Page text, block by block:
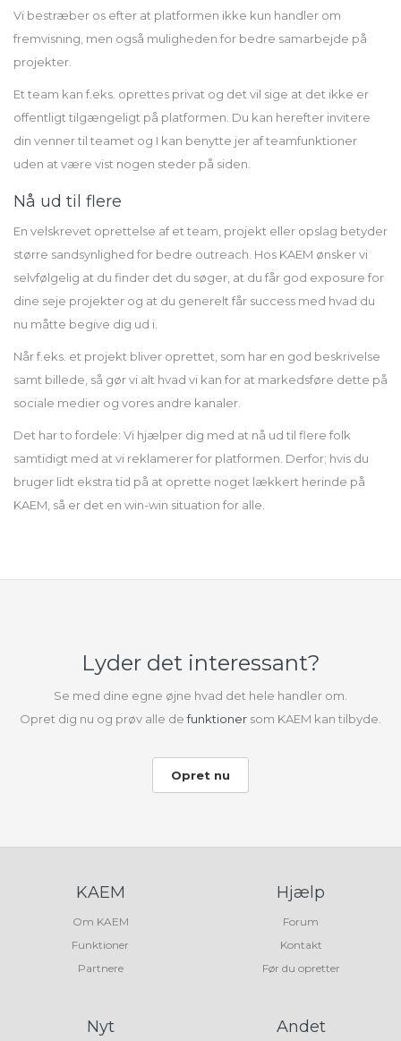
Vi bestræber os efter at platformen ikke kun handler om
fremvisning, men også muligheden for bedre samarbejde på
projekter.
Et team kan f.eks. oprettes privat og det vil sige at det ikke er
offentligt tilgængeligt på platformen. Du kan herefter invitere
din venner til teamet og I kan benytte jer af teamfunktioner
uden at være vist nogen steder på siden.
Nå ud til flere
En velskrevet oprettelse af et team, projekt eller opslag betyder
større sandsynlighed for bedre outreach. Hos KAEM ønsker vi
selvfølgelig at du finder det du søger, at du får god exposure for
dine seje projekter og at du generelt får success med hvad du
nu måtte begive dig ud i.
Når f.eks. et projekt bliver oprettet, som har en god beskrivelse
samt billede, så gør vi alt hvad vi kan for at markedsføre dette på
sociale medier og vores andre kanaler.
Det har to fordele: Vi hjælper dig med at nå ud til flere folk
samtidigt med at vi reklamerer for platformen. Derfor; hvis du
bruger lidt ekstra tid på at oprette noget lækkert herinde på
KAEM, så er det en win-win situation for alle.
Lyder det interessant?
Se med dine egne øjne hvad det hele handler om.
Opret dig nu og prøv alle defunktioner som KAEM kan tilbyde.
Opret nu
KAEM
Om KAEM
Funktioner
Partnere
Hjælp
Forum
Kontakt
Før du opretter
Nyt Andet